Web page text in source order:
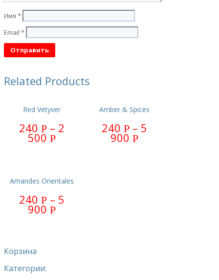
Имя *
Email *
Related Products
Red Vetyver
240Р – 2
500Р
Amber & Spices
240 Р– 5
900 Р
Amandes Orientales
240Р – 5
900Р
Корзина
Категории: